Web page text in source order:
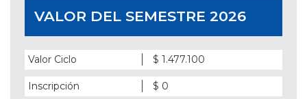
VALOR DEL SEMESTRE 2026
Valor Ciclo $ 1.477.100
Inscripción $ 0